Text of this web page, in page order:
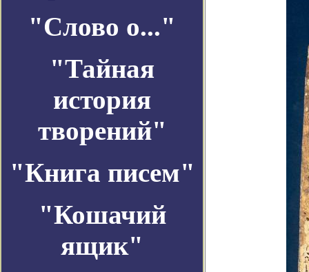
"Слово о..."
"Тайная
история
творений"
"Книга писем"
"Кошачий
ящик"